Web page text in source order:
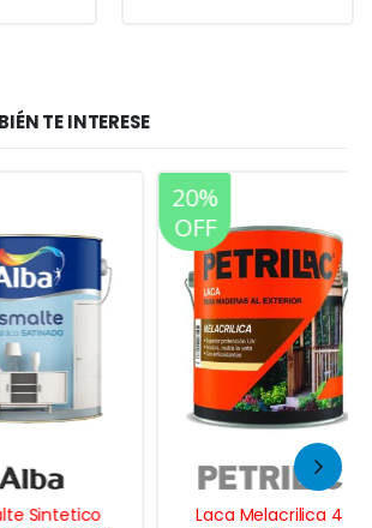
TE INTERESE
OFF
Laca Melacrilica 4